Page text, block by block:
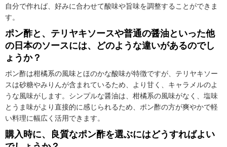
自分で作れば、好みに合わせて酸味や旨味を調整することができま
す。
ポン酢と、テリヤキソースや普通の醤油といった他
の日本のソースには、どのような違いがあるのでし
ょうか？
ポン酢は柑橘系の風味とほのかな酸味が特徴ですが、テリヤキソー
スは砂糖やみりんが含まれているため、より甘く、キャラメルのよ
うな風味がします。シンプルな醤油は、柑橘系の風味がなく、塩味
とうま味がより直接的に感じられるため、ポン酢の方が爽やかで軽
い料理に幅広く活用できます。
購入時に、良質なポン酢を選ぶにはどうすればよい